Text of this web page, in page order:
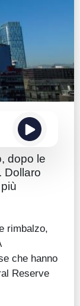
dopo le
Dollaro
rimbalzo,
che hanno
Reserve